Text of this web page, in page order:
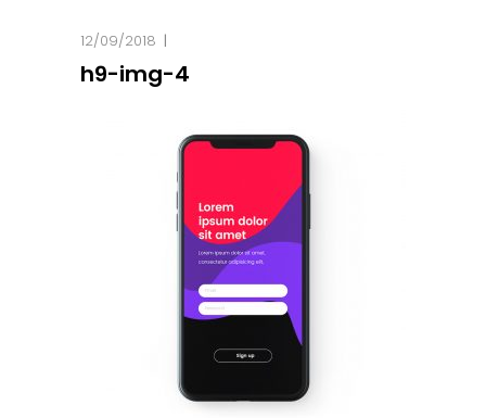
12/09/2018
h9-img-4